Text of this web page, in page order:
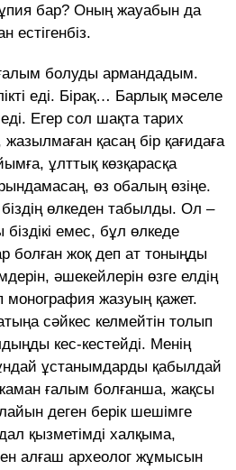
бар? Оның жауабын да
естігенбіз.
болуды армандадым.
еді. Бірақ… Барлық мәселе
Егер сол шақта тарих
қасаң бір қағидаға
ұлттық көзқарасқа
өз обалың өзіңе.
өлкеден табылды. Ол –
емес, бұл өлкеде
болған жоқ деп ат тоныңды
әше­кейлерін өзге елдің
монография жазуың қажет.
сәйкес келмейтін толып
кес-кестейді. Менің
ұстанымдарды қабылдай
ға­лым болғанша, жақсы
деген берік шешімге
қызметімді хал­қы­ма,
алғаш археолог жұмысын